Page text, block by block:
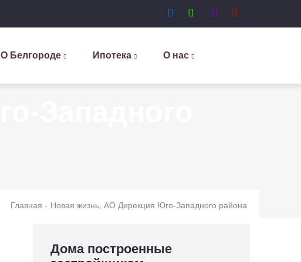
О Белгороде Ипотека О нас
Главная - Новая жизнь, АО Дирекция Юго-Западного района
Дома построенные